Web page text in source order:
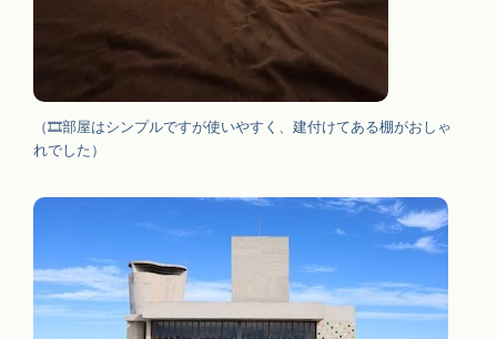
（🎞部屋はシンプルですが使いやすく、建付けてある棚がおしゃ
れでした）